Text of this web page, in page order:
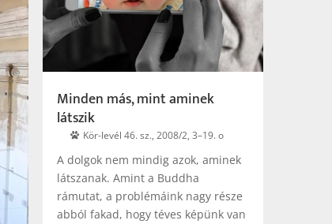
Minden más, mint aminek
látszik
Kör-levél 46. sz., 2008/2, 3–19. o
A dolgok nem mindig azok, aminek
látszanak. Amint a Buddha
rámutat, a problémáink nagy része
abból fakad, hogy téves képünk van